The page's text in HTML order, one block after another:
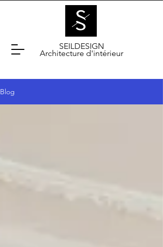
Architecture d'intérieur
SEILDESIGN
Blog